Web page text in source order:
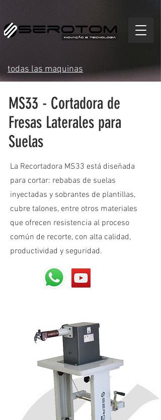
todas las maquinas
MS33 - Cortadora de
Fresas Laterales para
Suelas
La Recortadora MS33 está diseñada
para cortar: rebabas de suelas
inyectadas y sobrantes de plantillas,
cubre talones, entre otros materiales
que ofrecen resistencia al proceso
común de recorte, con alta calidad,
productividad y seguridad.